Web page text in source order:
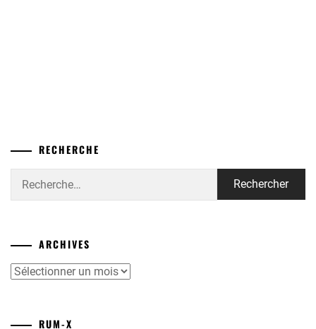
RECHERCHE
ARCHIVES
Archives
RUM-X